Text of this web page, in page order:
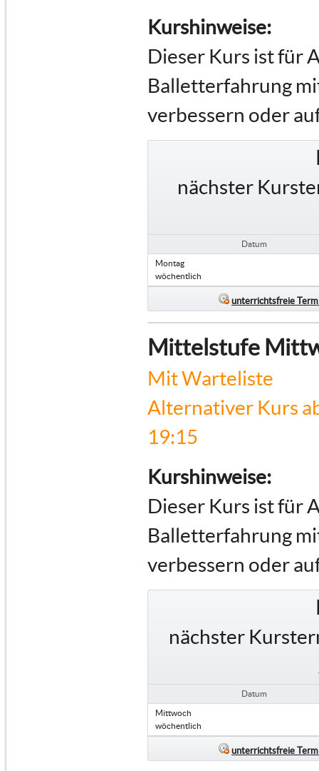
Kurshinweise:
Dieser Kurs ist für
Balletterfahrung
verbessern oder
nächster
Datum
Montag
wöchentlich
unterrichtsfreie
Mittelstufe
Mit Warteliste
Alternativer Kurs
19:15
Kurshinweise:
Dieser Kurs ist für
Balletterfahrung
verbessern oder
nächster
Datum
Mittwoch
wöchentlich
unterrichtsfreie